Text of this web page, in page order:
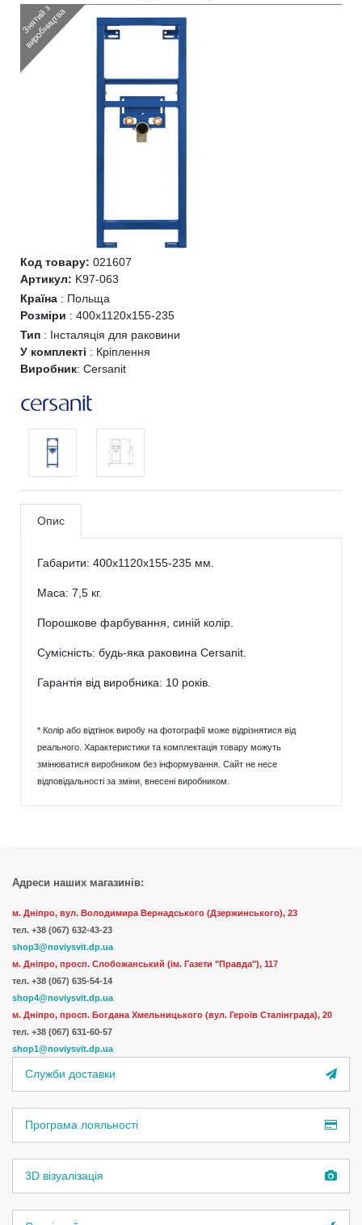
З
н
я
т
и
й
з
в
и
р
о
б
н
и
ц
т
в
а
Код товару: 021607
Артикул: K97-063
Країна : Польща
Розміри : 400х1120х155-235
Тип : Інсталяція для раковини
У комплекті : Кріплення
Виробник: Cersanit
Опис
Габарити: 400х1120х155-235 мм.
Маса: 7,5 кг.
Порошкове фарбування, синій колір.
Сумісність: будь-яка раковина Cersanit.
Гарантія від виробника: 10 років.
* Колір або відтінок виробу на фотографії може відрізнятися від
реального. Характеристики та комплектація товару можуть
змінюватися виробником без інформування. Сайт не несе
відповідальності за зміни, внесені виробником.
Адреси наших магазинів:
м. Дніпро, вул. Володимира Вернадського (Дзержинського), 23
тел. +38 (067) 632-43-23
shop3@noviysvit.dp.ua
м. Дніпро, просп. Слобожанський (ім. Газети "Правда"), 117
тел. +38 (067) 635-54-14
shop4@noviysvit.dp.ua
м. Дніпро, просп. Богдана Хмельницького (вул. Героїв Сталінграда), 20
тел. +38 (067) 631-60-57
shop1@noviysvit.dp.ua
Служби доставки
Програма лояльності
3D візуалізація